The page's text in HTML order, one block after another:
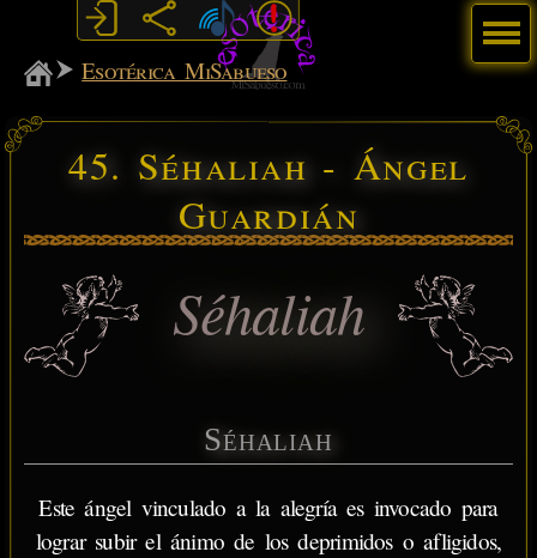
MiSabueso
Esotérica MiSabueso
45. Séhaliah - Ángel
Guardián
Séhaliah
Séhaliah
Este ángel vinculado a la alegría es invocado para
lograr subir el ánimo de los deprimidos o afligidos,
Menú